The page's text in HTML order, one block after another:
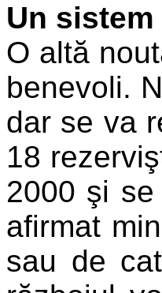
Un
O altă
benevoli.
dar se va
18
2000 şi
afirmat
sau de